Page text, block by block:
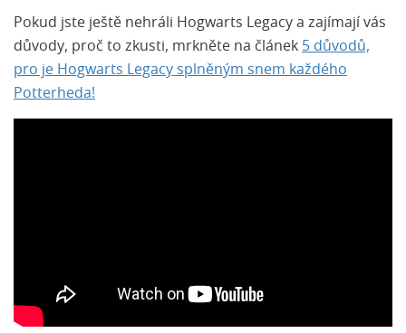
Pokud jste ještě nehráli Hogwarts Legacy a zajímají vás
důvody, proč to zkusti, mrkněte na článek 5 důvodů,
pro je Hogwarts Legacy splněným snem každého
Potterheda!